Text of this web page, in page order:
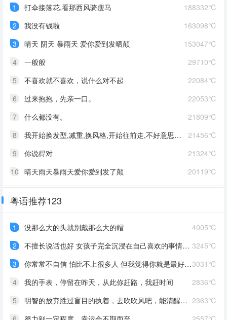
188332℃
1
打伞接落花,看那西风骑瘦马
163098℃
2
我没有钱啦
153047℃
3
晴天 阴天 暴雨天 爱你爱到发晒颠
29710℃
4
一般般
22084℃
5
不喜欢就不喜欢，说什么对不起
22053℃
6
过来抱抱，先亲一口。
21809℃
7
什么都没有。
21456℃
8
我开始换发型,减重,换风格,开始往前走,不好意思啊这一次,我一定要赢
21324℃
9
你说得对
20119℃
10 晴天雨天暴雨天爱你爱到发了颠
粤语推荐123
4005℃
1
没那么大的头就别戴那么大的帽
3245℃
2
不擅长说话也好 女孩子完全沉浸在自己喜欢的事情里 最可爱了 剩下的我会圆场
3031℃
3
你常常不自信 怕比不上很多人 但我觉得你就是最好的 怎么都好 我想告诉你 我对你的爱是兜底 是连你自己都不喜欢自己的时候 还有我来爱你
2836℃
4
我的手表，停留在昨天，从此你赶路，我赶时间
2363℃
5
明智的放弃胜过盲目的执着，去吹吹风吧，能清醒的话感冒也没关系。